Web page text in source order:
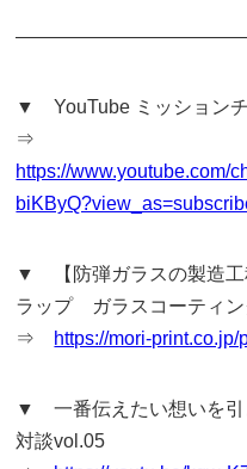
▼ YouTube ミッションチ
⇒
https://www.youtube.com/
▼ 【防弾ガラスの製造工
ラップ ガラスコーティン
⇒ https://mori-
▼ 一番伝えたい想いを
対談vol.05